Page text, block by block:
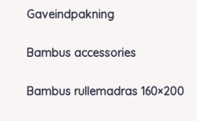
Gaveindpakning
Bambus accessories
Bambus rullemadras 160×200